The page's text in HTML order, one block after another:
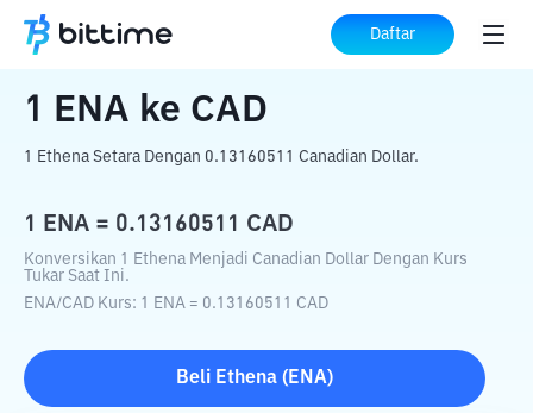
Daftar
Beranda Konverter Kripto ke CAD
1 ENA ke CAD
1 Ethena Setara Dengan 0.13160511 Canadian Dollar.
1 ENA = 0.13160511 CAD
Konversikan 1 Ethena Menjadi Canadian Dollar Dengan Kurs
Tukar Saat Ini.
ENA/CAD Kurs: 1 ENA = 0.13160511 CAD
Beli Ethena ( ENA)